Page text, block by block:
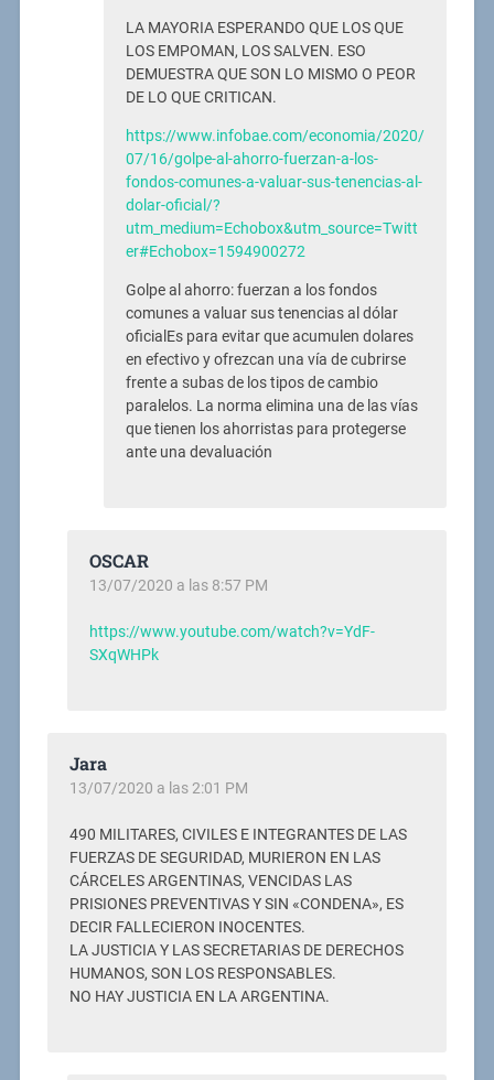
LA MAYORIA ESPERANDO QUE LOS QUE
LOS EMPOMAN, LOS SALVEN. ESO
DEMUESTRA QUE SON LO MISMO O PEOR
DE LO QUE CRITICAN.
https://www.infobae.com/economia/2020/
07/16/golpe-al-ahorro-fuerzan-a-los-
fondos-comunes-a-valuar-sus-tenencias-al-
dolar-oficial/?
utm_medium=Echobox&utm_source=Twitt
er#Echobox=1594900272
Golpe al ahorro: fuerzan a los fondos
comunes a valuar sus tenencias al dólar
oficialEs para evitar que acumulen dolares
en efectivo y ofrezcan una vía de cubrirse
frente a subas de los tipos de cambio
paralelos. La norma elimina una de las vías
que tienen los ahorristas para protegerse
ante una devaluación
OSCAR
13/07/2020 a las 8:57 PM
https://www.youtube.com/watch?v=YdF-
SXqWHPk
Jara
13/07/2020 a las 2:01 PM
490 MILITARES, CIVILES E INTEGRANTES DE LAS
FUERZAS DE SEGURIDAD, MURIERON EN LAS
CÁRCELES ARGENTINAS, VENCIDAS LAS
PRISIONES PREVENTIVAS Y SIN «CONDENA», ES
DECIR FALLECIERON INOCENTES.
LA JUSTICIA Y LAS SECRETARIAS DE DERECHOS
HUMANOS, SON LOS RESPONSABLES.
NO HAY JUSTICIA EN LA ARGENTINA.